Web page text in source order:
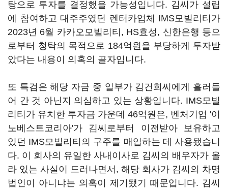
탕으로 투자를 결정했을 가능성입니다. 김씨가 설립
에 참여하고 대주주였던 렌터카업체 IMS모빌리티가
2023년 6월 카카오모빌리티, HS효성, 신한은행 등으
로부터 청탁의 목적으로 184억원을 부당하게 투자받
았다는 내용이 의혹의 골자입니다.
또 특검은 해당 자금 중 일부가 김건희씨에게 흘러들
어 간 것 아닌지 의심하고 있는 상황입니다. IMS모빌
리티가 유치한 투자금 가운데 46억원은, 벤처기업 '이
노베스트코리아'가 김씨로부터 이전받아 보유하고
있던 IMS모빌리티의 구주를 매입하는 데 사용됐습니
다. 이 회사의 유일한 사내이사로 김씨의 배우자가 올
라 있는 사실이 드러나면서, 해당 회사가 김씨의 차명
법인이 아니냐는 의혹이 제기됐기 때문입니다. 김씨